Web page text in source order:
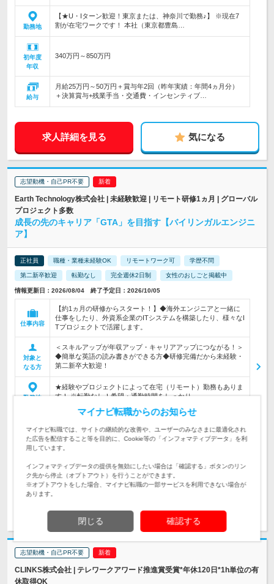
勤務地
【★U・Iターン歓迎！東京または、神奈川で勤務♪】 ※現在7
割が在宅ワークです！ 本社（東京都豊島…
初年度
年収
340万円～850万円
給与
月給25万円～50万円＋賞与年2回（昨年実績：年間4ヵ月分）
＋決算賞与+残業手当・交通費・インセンティブ…
求人詳細を見る 気になる
志望動機・自己PR不要
Earth Technology株式会社 | 未経験歓迎 | リモート研修1ヵ月 | グローバル
プロジェクト多数
成長の先のキャリア「GTA」を目指す【バイリンガルエンジニ
ア】
正社員 職種・業種未経験OK リモートワーク可 学歴不問
第二新卒歓迎 転勤なし 完全週休2日制 女性のおしごと掲載中
情報更新日：2026/08/04 終了予定日：2026/10/05
仕事内容
【約1ヵ月の研修からスタート！】◆海外エンジニアと一緒に
仕事をしたり、外資系企業のITシステムを構築したり、様々なI
Tプロジェクトで活躍します。
対象と
なる方
＜スキルアップが年収アップ・キャリアアップにつながる！＞
◆簡単な英語の読み書きができる方◆研修完備だから未経験・
第二新卒大歓迎！
勤務地
★経験やプロジェクトによって在宅（リモート）勤務もありま
す！ ※転勤なし！希望・通勤時間をしっかり…
初年度
年収
300万円～500万円
給与
ルや能力を十分考慮の上、決定します。 ＜試…
志望動機・自己PR不要
CLINKS株式会社 | テレワークアワード推進賞受賞*年休120日*1h単位の有
休取得OK
マイナビ転職からのお知らせ
マイナビ転職では、サイトの継続的な改善や、ユーザーのみなさまに最適化され
た広告を配信すること等を目的に、Cookie等の「インフォマティブデータ」を利
用しています。
インフォマティブデータの提供を無効にしたい場合は「確認する」ボタンのリン
ク先から停止（オプトアウト）を行うことができます。
※オプトアウトをした場合、マイナビ転職の一部サービスを利用できない場合が
あります。
閉じる 確認する